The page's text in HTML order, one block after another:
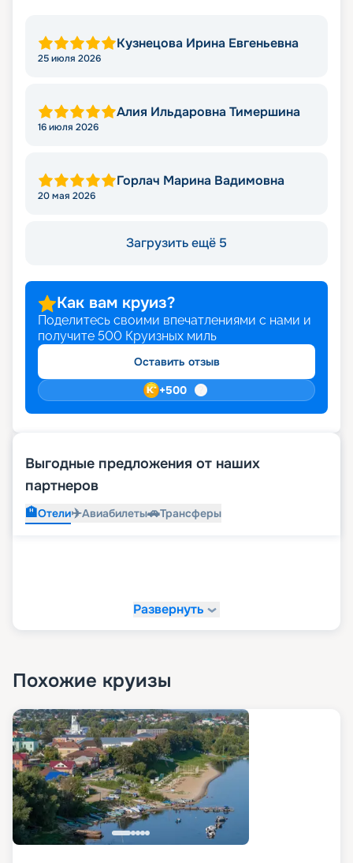
Кузнецова Ирина Евгеньевна
25 июля 2026
Алия Ильдаровна Тимершина
16 июля 2026
Горлач Марина Вадимовна
20 мая 2026
Загрузить ещё 5
Как вам круиз?
Поделитесь своими впечатлениями с нами и
получите 500 Круизных миль
Оставить отзыв
+500
Выгодные предложения от наших
партнеров
🏨Отели✈️Авиабилеты🚗Трансферы
Развернуть
Похожие круизы